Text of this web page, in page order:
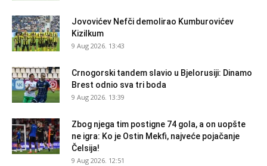
Jovovićev Nefči demolirao Kumburovićev
Kizilkum
9 Aug 2026. 13:43
Crnogorski tandem slavio u Bjelorusiji: Dinamo
Brest odnio sva tri boda
9 Aug 2026. 13:39
Zbog njega tim postigne 74 gola, a on uopšte
ne igra: Ko je Ostin Mekfi, najveće pojačanje
Čelsija!
9 Aug 2026. 12:51